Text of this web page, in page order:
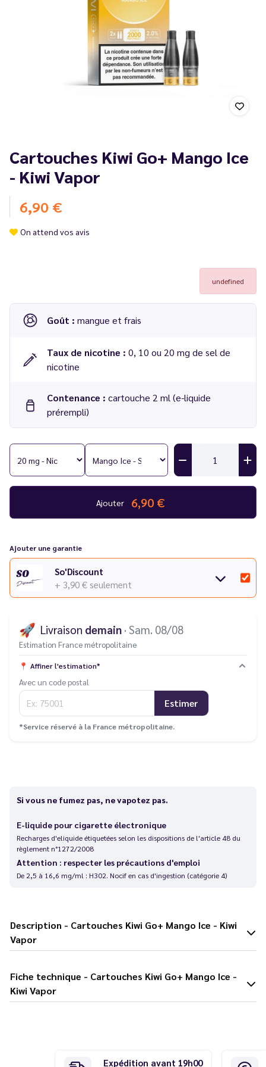
Cartouches Kiwi Go+ Mango Ice
- Kiwi Vapor
6,90 €
On attend vos avis
undefined
Goût : mangue et frais
Taux de nicotine : 0, 10 ou 20 mg de sel de
nicotine
Contenance : cartouche 2 ml (e-liquide
prérempli)
Compatible :
Kit Kiwi GO+
Nombre de bouffées :1000 par cartouches, soit 2000 au
Lot de 2 cartouches pré-remplies
Ajouter 6,90 €
Ajouter une garantie
So'Discount
+ 3,90 € seulement
🚀 Livraison demain · Sam. 08/08
Estimation France métropolitaine
📍 Affiner l'estimation*
Avec un code postal
Estimer
*Service réservé à la France métropolitaine.
Si vous ne fumez pas, ne vapotez pas.
E-liquide pour cigarette électronique
Recharges d'eliquide étiquetées selon les dispositions de l'article 48 du
règlement n°1272/2008
Attention : respecter les précautions d'emploi
De 2,5 à 16,6 mg/ml : H302. Nocif en cas d'ingestion (catégorie 4)
Description - Cartouches Kiwi Go+ Mango Ice - Kiwi
Vapor
Fiche technique - Cartouches Kiwi Go+ Mango Ice -
Kiwi Vapor
Expédition avant 19h00